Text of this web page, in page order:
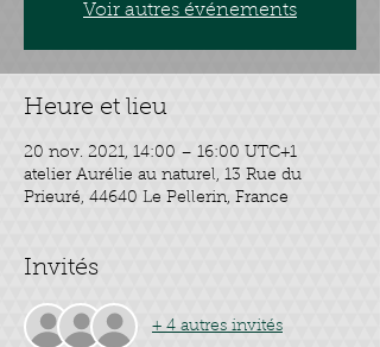
Voir autres événements
Heure et lieu
20 nov. 2021, 14:00 – 16:00 UTC+1
atelier Aurélie au naturel, 13 Rue du
Prieuré, 44640 Le Pellerin, France
Invités
+ 4 autres invités